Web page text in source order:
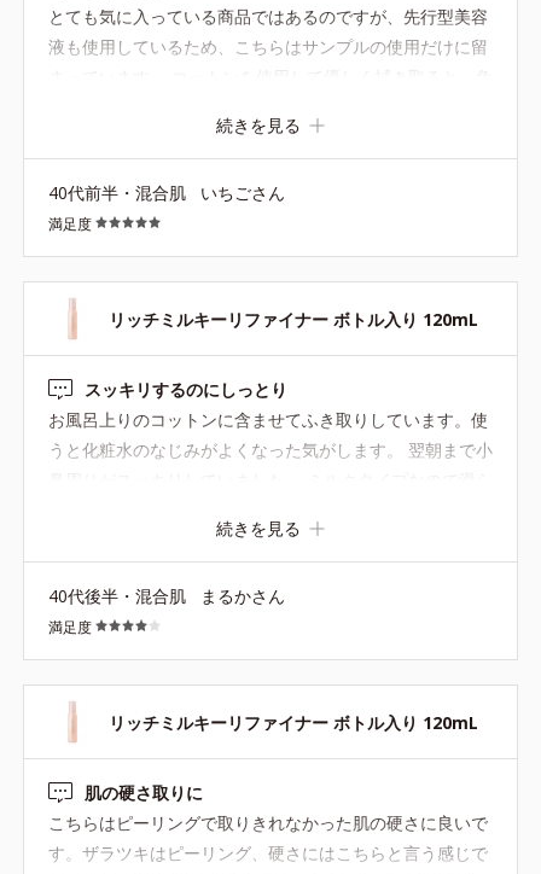
とても気に入っている商品ではあるのですが、先行型美容
液も使用しているため、こちらはサンプルの使用だけに留
の入りも良くなります。
続きを見る
40代前半・混合肌 いちごさん
満足度
リッチミルキーリファイナー ボトル入り 120mL
スッキリするのにしっとり
お風呂上りのコットンに含ませてふき取りしています。使
うと化粧水のなじみがよくなった気がします。 翌朝まで小
続きを見る
40代後半・混合肌 まるかさん
満足度
リッチミルキーリファイナー ボトル入り 120mL
肌の硬さ取りに
こちらはピーリングで取りきれなかった肌の硬さに良いで
す。ザラツキはピーリング、硬さにはこちらと言う感じで